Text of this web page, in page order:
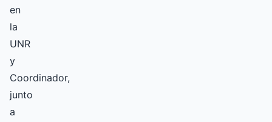
en
la
UNR
y
Coordinador,
junto
a